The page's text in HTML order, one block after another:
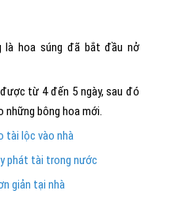
là hoa súng đã bắt đầu nở
từ 4 đến 5 ngày, sau đó
những bông hoa mới.
tài lộc vào nhà
phát tài trong nước
giản tại nhà